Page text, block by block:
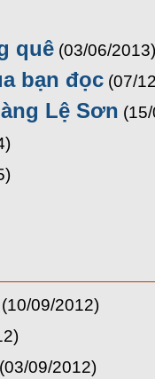
quê (03/06/2013)
bạn đọc (07/
Lệ Sơn
(10/09/2012)
(03/09/2012)